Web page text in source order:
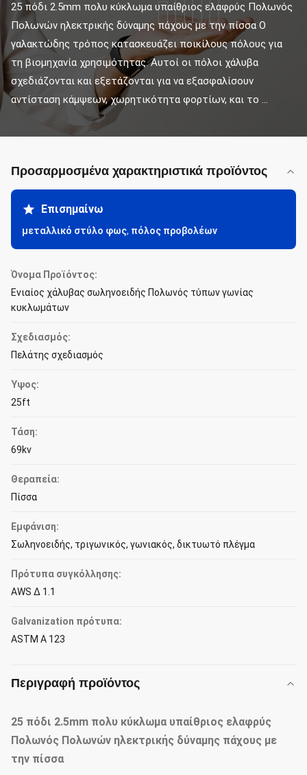
25 πόδι 2.5mm πολυ κύκλωμα υπαίθριος ελαφρύς Πολωνός
Πολωνών ηλεκτρικής δύναμης πάχους με την πίσσα Ο
γαλακτώδης τρόπος κατασκευάζει ποικίλους πόλους για
τη βιομηχανία χρησιμότητας. Αυτοί οι πόλοι χάλυβα
σχεδιάζονται και εξετάζονται για να εξασφαλίσουν
αντίσταση κάμψεων, χωρητικότητα φορτίων, και το ...
Προσαρμοσμένα χαρακτηριστικά προϊόντος
Επισημαίνω
μεταλλικό στύλο φως, πόλος προβολέων
Όνομα Προϊόντος:
Ενιαίος χάλυβας σωληνοειδής Πολωνός τύπων γωνίας
κυκλωμάτων
Σχεδιασμός:
Πελάτης σχεδιασμός
Ύψος:
25ft
Τάση:
69kv
Θεραπεία:
Πίσσα
Εμφάνιση:
Σωληνοειδής, τριγωνικός, γωνιακός, δικτυωτό πλέγμα
Πρότυπα συγκόλλησης:
AWS Δ 1.1
Galvanization πρότυπα:
ASTM Α 123
Περιγραφή προϊόντος
25 πόδι 2.5mm πολυ κύκλωμα υπαίθριος ελαφρύς
Πολωνός Πολωνών ηλεκτρικής δύναμης πάχους με
την πίσσα